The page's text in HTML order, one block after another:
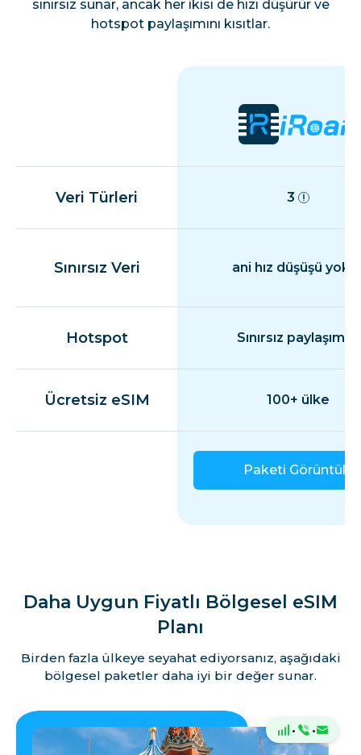
sınırsız sunar, ancak her ikisi de hızı düşürür ve
hotspot paylaşımını kısıtlar.
Veri Türleri 3
Sınırsız Veri ani hız düşüşü yok
Hotspot Sınırsız paylaşım
Ücretsiz eSIM 100+ ülke
Paketi Görüntüle
Daha Uygun Fiyatlı Bölgesel eSIM
Planı
Birden fazla ülkeye seyahat ediyorsanız, aşağıdaki
bölgesel paketler daha iyi bir değer sunar.
· ·